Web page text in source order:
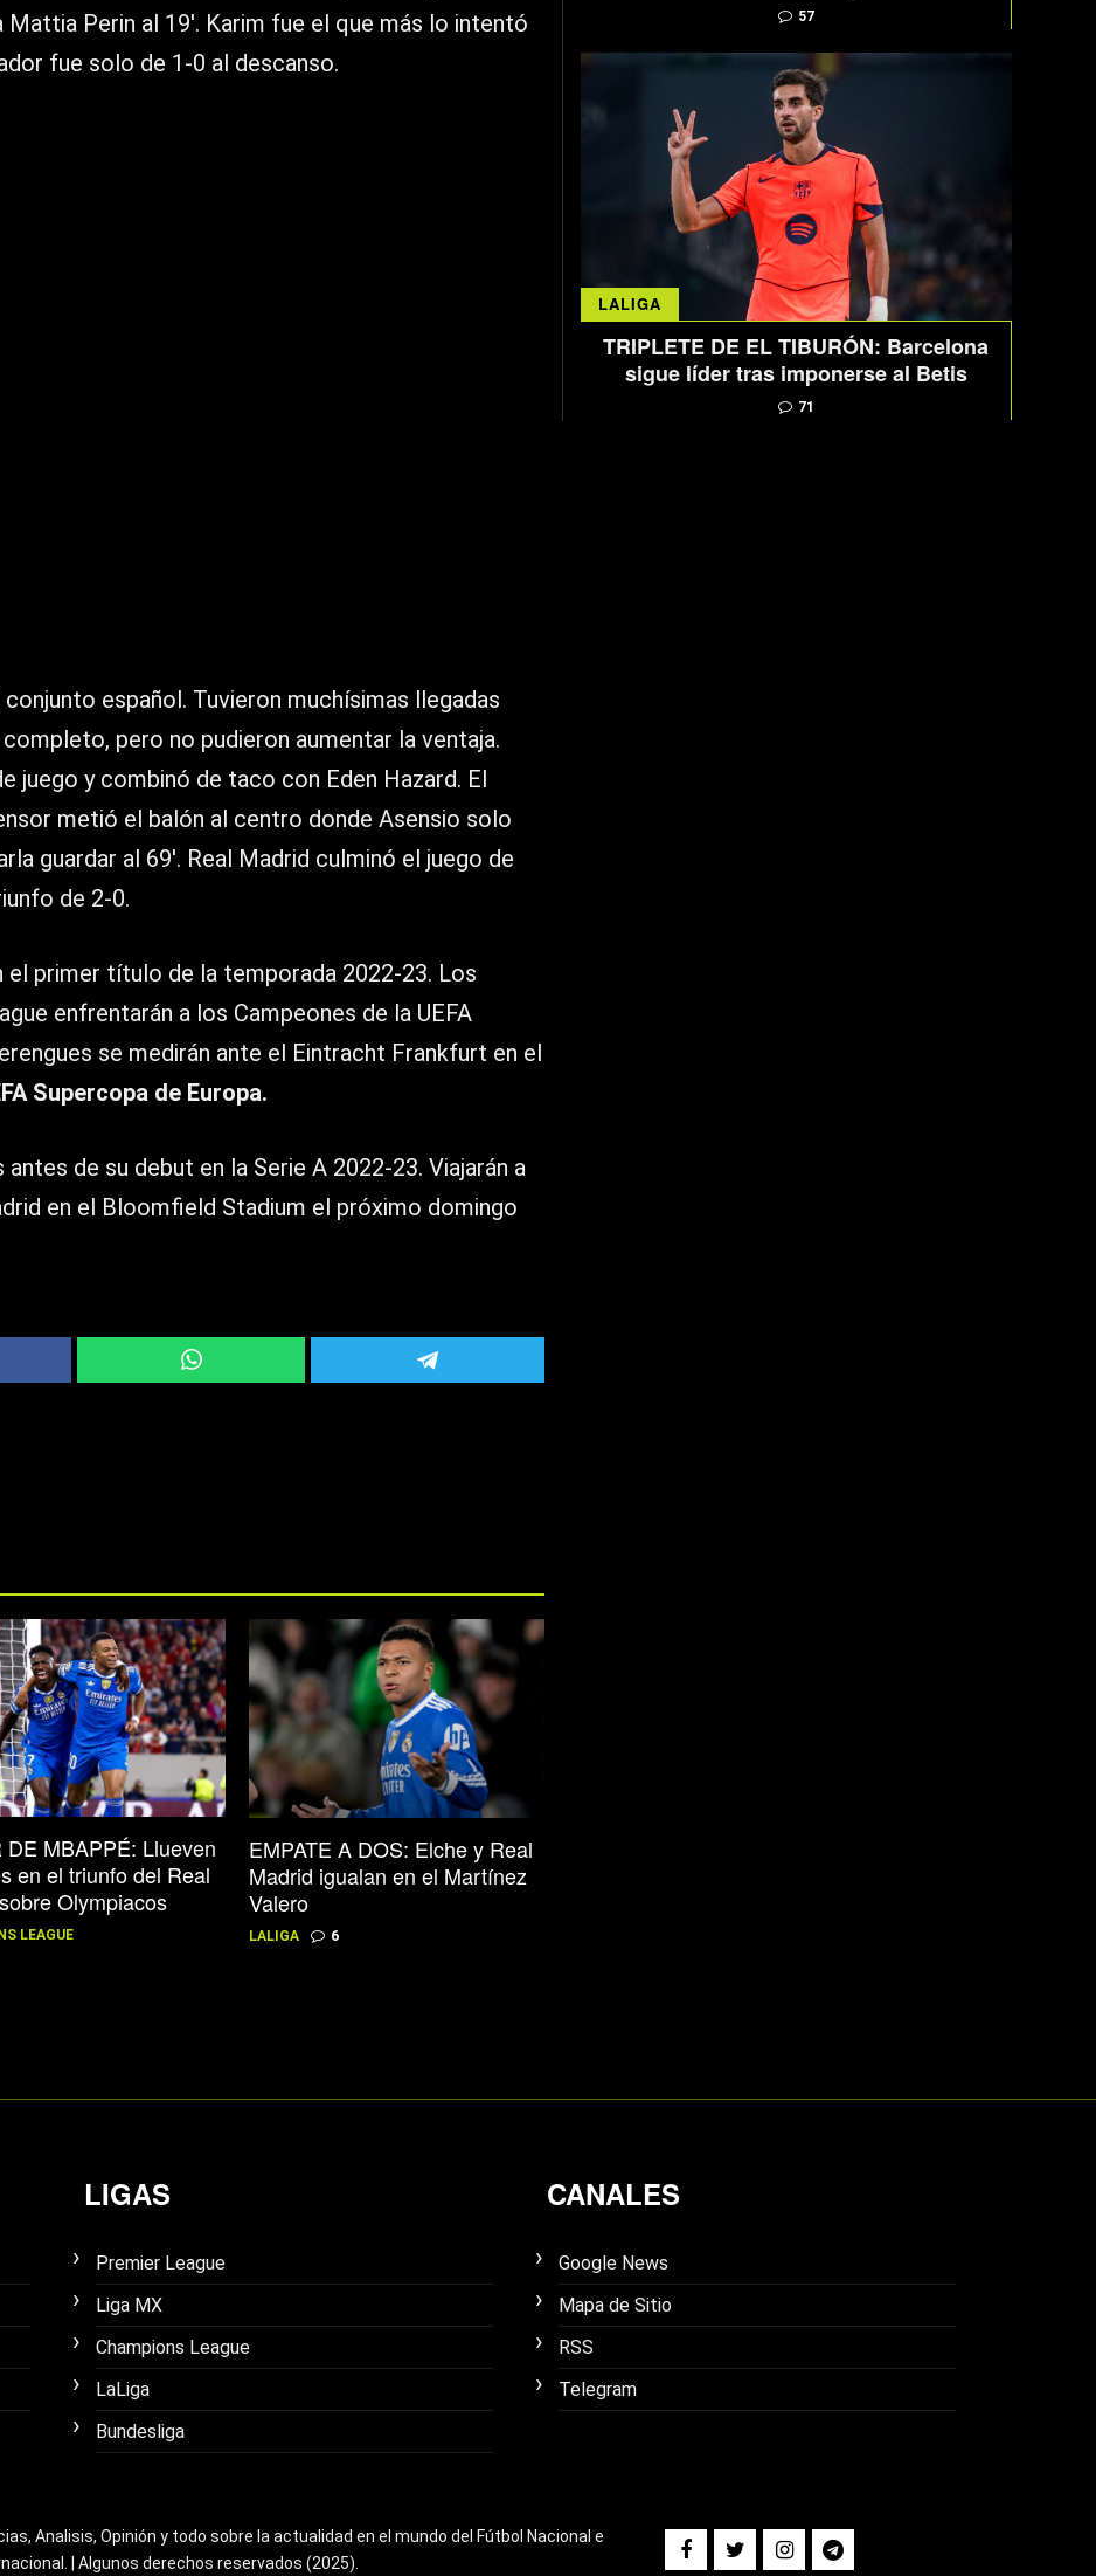
Perin al 19′. Karim fue el que más lo intentó
fue solo de 1-0 al descanso.
español. Tuvieron muchísimas llegadas
pero no pudieron aumentar la ventaja.
juego y combinó de taco con Eden Hazard. El
metió el balón al centro donde Asensio solo
guardar al 69′. Real Madrid culminó el juego de
de 2-0.
el primer título de la temporada 2022-23. Los
enfrentarán a los Campeones de la UEFA
se medirán ante el Eintracht Frankfurt en el
Supercopa de Europa.
de su debut en la Serie A 2022-23. Viajarán a
en el Bloomfield Stadium el próximo domingo
DE MBAPPÉ: Llueven
en el triunfo del Real
Olympiacos
LEAGUE
EMPATE A DOS: Elche y Real
Madrid igualan en el Martínez
Valero
LALIGA 6
57
LALIGA
TRIPLETE DE EL TIBURÓN: Barcelona
sigue líder tras imponerse al Betis
71
LIGAS
Premier League
Liga MX
Champions League
LaLiga
Bundesliga
CANALES
Google News
Mapa de Sitio
RSS
Telegram
Analisis, Opinión y todo sobre la actualidad en el mundo del Fútbol Nacional e
| Algunos derechos reservados (2025).